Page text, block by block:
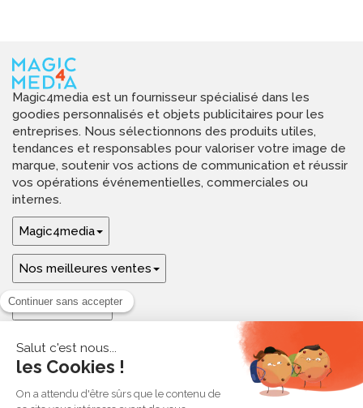
Magic4media est un fournisseur spécialisé dans les
goodies personnalisés et objets publicitaires pour les
entreprises. Nous sélectionnons des produits utiles,
tendances et responsables pour valoriser votre image de
marque, soutenir vos actions de communication et réussir
vos opérations événementielles, commerciales ou
internes.
Magic4media
Nos meilleures ventes
Guides & aide
Ressources & inspirations